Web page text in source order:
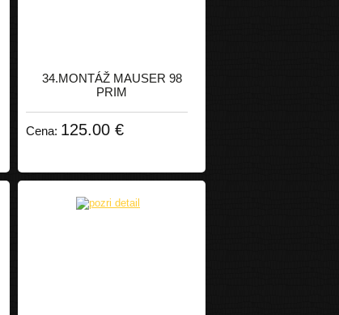
34.MONTÁŽ MAUSER 98
PRIM
Cena: 125.00 €